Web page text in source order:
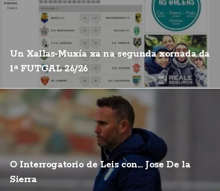
Un Xallas-Muxía xa na segunda xornada da
1ª FUTGAL 26/26
O Interrogatorio de Leis con... Jose De la
Sierra